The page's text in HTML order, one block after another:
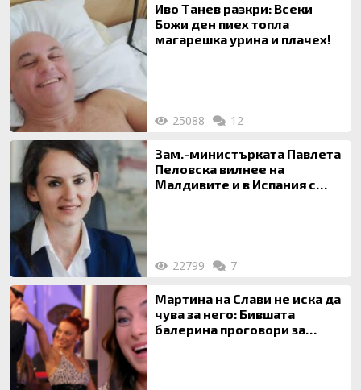
Иво Танев разкри: Всеки
Божи ден пиех топла
магарешка урина и плачех!
25088 12
Зам.-министърката Павлета
Пеловска вилнее на
Малдивите и в Испания с
22799 7
Мартина на Слави не иска да
чува за него: Бившата
балерина проговори за